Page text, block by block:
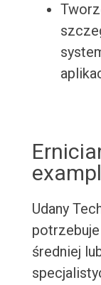
Udany
średniej